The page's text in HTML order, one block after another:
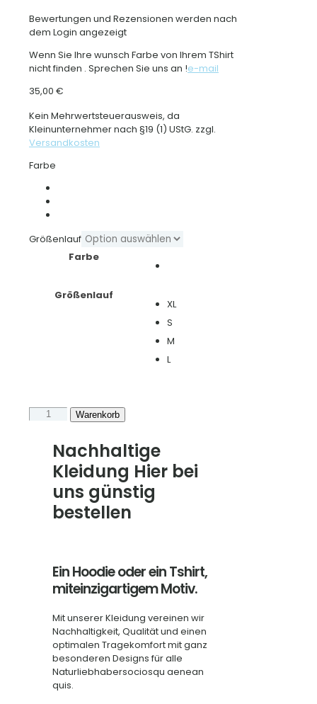
Bewertungen und Rezensionen werden nach
dem Login angezeigt
Wenn Sie Ihre wunsch Farbe von Ihrem TShirt
nicht finden . Sprechen Sie uns an !e-mail
35,00 €
Kein Mehrwertsteuerausweis, da
Kleinunternehmer nach §19 (1) UStG. zzgl.
Versandkosten
Farbe
Größenlauf
Farbe
Größenlauf
XL
S
M
L
TShirt
"BärenShirt"
Menge
Warenkorb
Nachhaltige
Kleidung Hier bei
uns günstig
bestellen
Ein Hoodie oder ein Tshirt,
miteinzigartigem Motiv.
Mit unserer Kleidung vereinen wir
Nachhaltigkeit, Qualität und einen
optimalen Tragekomfort mit ganz
besonderen Designs für alle
Naturliebhabersociosqu aenean
quis.